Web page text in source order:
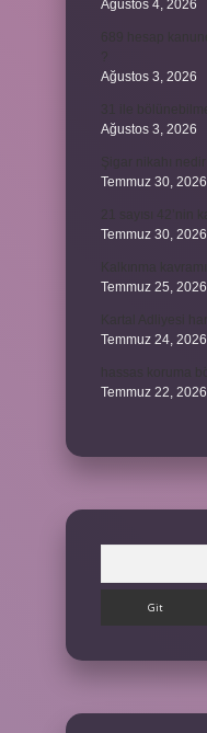
Ağustos 4, 2026
Ağustos 3, 2026
Ağustos 3, 2026
Temmuz 30, 2026
Temmuz 30, 2026
Temmuz 25, 2026
Temmuz 24, 2026
Temmuz 22, 2026